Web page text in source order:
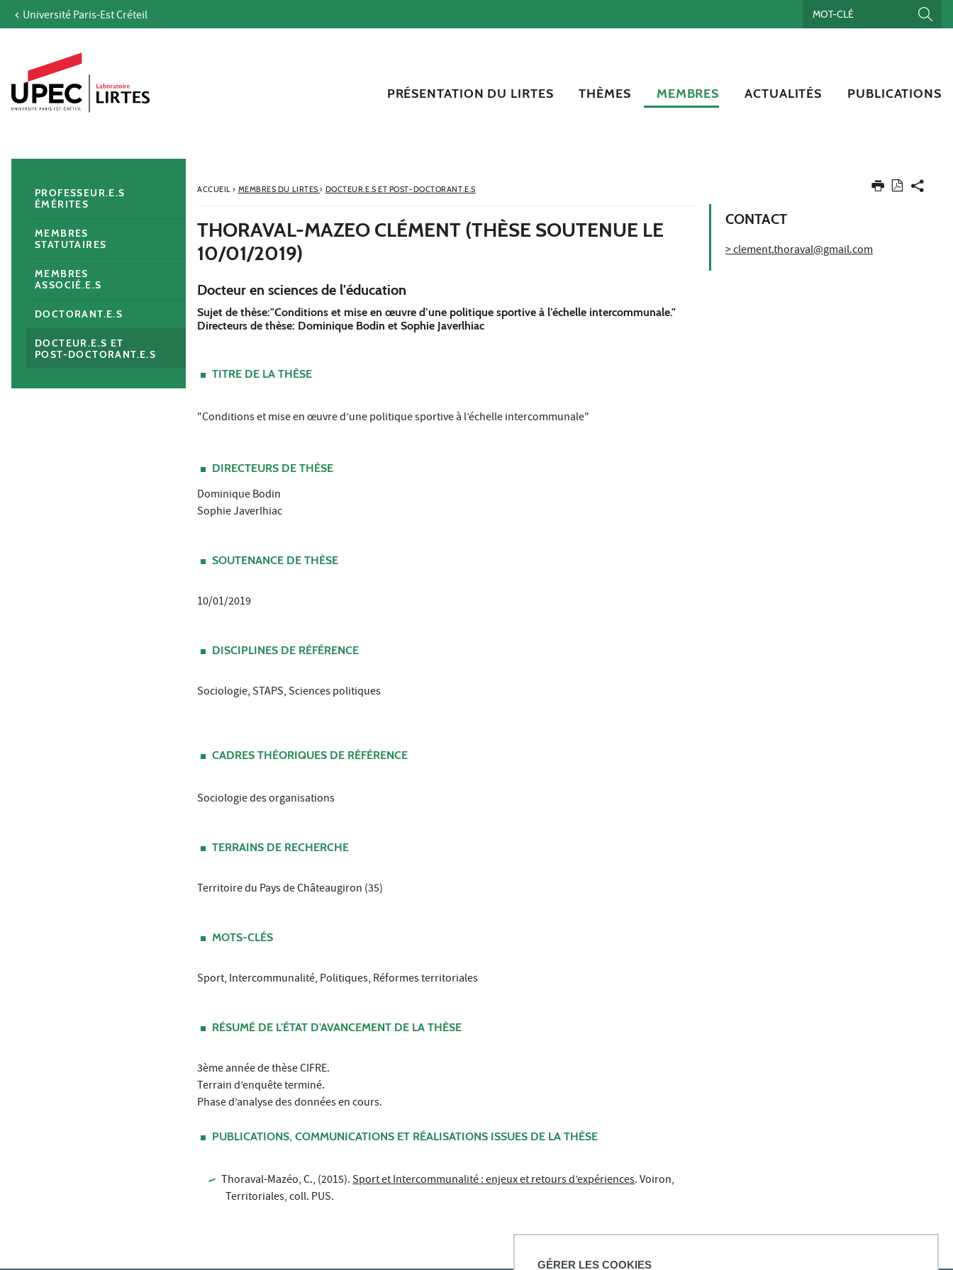
GÉRER LES COOKIES
Aller au contenu
Accès directs
Recherche
Navigation secondaire
Université Paris-Est Créteil
PRÉSENTATION DU LIRTES THÈMES MEMBRES ACTUALITÉS PUBLICATIONS
ACCUEIL› MEMBRES DU LIRTES› DOCTEUR.E.S ET POST-DOCTORANT.E.S
THORAVAL-MAZEO CLÉMENT (THÈSE SOUTENUE LE
10/01/2019)
Docteur en sciences de l'éducation
Sujet de thèse:"Conditions et mise en œuvre d’une politique sportive à l’échelle intercommunale."
Directeurs de thèse: Dominique Bodin et Sophie Javerlhiac
TITRE DE LA THÈSE
"Conditions et mise en œuvre d’une politique sportive à l’échelle intercommunale"
DIRECTEURS DE THÈSE
Dominique Bodin
Sophie Javerlhiac
SOUTENANCE DE THÈSE
10/01/2019
DISCIPLINES DE RÉFÉRENCE
Sociologie, STAPS, Sciences politiques
CADRES THÉORIQUES DE RÉFÉRENCE
Sociologie des organisations
TERRAINS DE RECHERCHE
Territoire du Pays de Châteaugiron (35)
MOTS-CLÉS
Sport, Intercommunalité, Politiques, Réformes territoriales
RÉSUMÉ DE L'ÉTAT D'AVANCEMENT DE LA THÈSE
3ème année de thèse CIFRE.
Terrain d’enquête terminé.
Phase d’analyse des données en cours.
PUBLICATIONS, COMMUNICATIONS ET RÉALISATIONS ISSUES DE LA THÈSE
Thoraval-Mazéo, C., (2015).Sport et Intercommunalité : enjeux et retours d’expériences. Voiron,
Territoriales, coll. PUS.
CONTACT
> clement.thoraval@gmail.com
PROFESSEUR.E.S
ÉMÉRITES
MEMBRES
STATUTAIRES
MEMBRES
ASSOCIÉ.E.S
DOCTORANT.E.S
DOCTEUR.E.S ET
POST-DOCTORANT.E.S